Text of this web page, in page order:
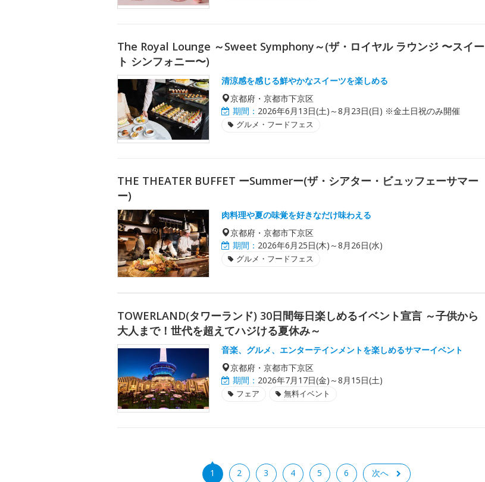
The Royal Lounge ～Sweet Symphony～(ザ・ロイヤル ラウンジ 〜スイー
ト シンフォニー〜)
清涼感を感じる鮮やかなスイーツを楽しめる
京都府・京都市下京区
期間： 2026年6月13日(土)～8月23日(日) ※金土日祝のみ開催
グルメ・フードフェス
THE THEATER BUFFET ーSummerー(ザ・シアター・ビュッフェーサマー
ー)
肉料理や夏の味覚を好きなだけ味わえる
京都府・京都市下京区
期間： 2026年6月25日(木)～8月26日(水)
グルメ・フードフェス
TOWERLAND(タワーランド) 30日間毎日楽しめるイベント宣言 ～子供から
大人まで！世代を超えてハジける夏休み～
音楽、グルメ、エンターテインメントを楽しめるサマーイベント
京都府・京都市下京区
期間： 2026年7月17日(金)～8月15日(土)
フェア 無料イベント
1 2 3 4 5 6 次へ